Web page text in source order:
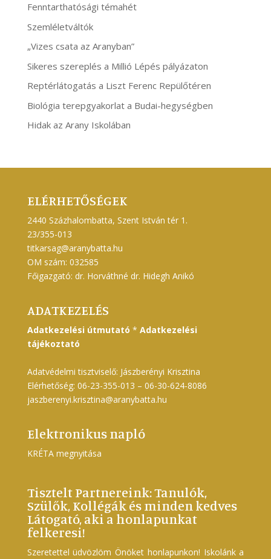
Fenntarthatósági témahét
Szemléletváltók
„Vizes csata az Aranyban”
Sikeres szereplés a Millió Lépés pályázaton
Reptérlátogatás a Liszt Ferenc Repülőtéren
Biológia terepgyakorlat a Budai-hegységben
Hidak az Arany Iskolában
ELÉRHETŐSÉGEK
2440 Százhalombatta, Szent István tér 1.
23/355-013
titkarsag@aranybatta.hu
OM szám: 032585
Főigazgató: dr. Horváthné dr. Hidegh Anikó
ADATKEZELÉS
Adatkezelési útmutató * Adatkezelési
tájékoztató
Adatvédelmi tisztviselő: Jászberényi Krisztina
Elérhetőség: 06-23-355-013 – 06-30-624-8086
jaszberenyi.krisztina@aranybatta.hu
Elektronikus napló
KRÉTA megnyitása
Tisztelt Partnereink: Tanulók,
Szülők, Kollégák és minden kedves
Látogató, aki a honlapunkat
felkeresi!
Szeretettel üdvözlöm Önöket honlapunkon! Iskolánk a